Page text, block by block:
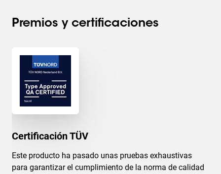
Vogel’s. For Sure.
Premios y certificaciones
Certificación TÜV
Este producto ha pasado unas pruebas exhaustivas
para garantizar el cumplimiento de la norma de calidad